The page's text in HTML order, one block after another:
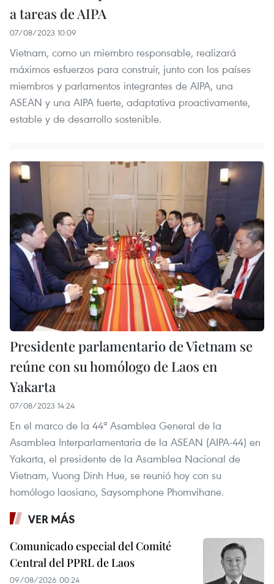
a tareas de AIPA
07/08/2023 10:09
Vietnam, como un miembro responsable, realizará
máximos esfuerzos para construir, junto con los países
miembros y parlamentos integrantes de AIPA, una
ASEAN y una AIPA fuerte, adaptativa proactivamente,
estable y de desarrollo sostenible.
Presidente parlamentario de Vietnam se
reúne con su homólogo de Laos en
Yakarta
07/08/2023 14:24
En el marco de la 44ª Asamblea General de la
Asamblea Interparlamentaria de la ASEAN (AIPA-44) en
Yakarta, el presidente de la Asamblea Nacional de
Vietnam, Vuong Dinh Hue, se reunió hoy con su
homólogo laosiano, Saysomphone Phomvihane.
VER MÁS
Comunicado especial del Comité
Central del PPRL de Laos
09/08/2026 00:24